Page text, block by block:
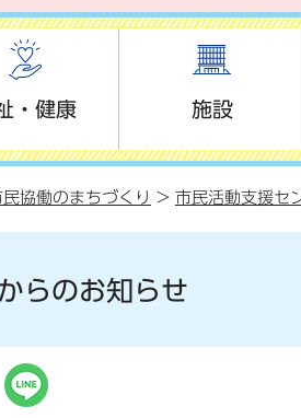
・健康 施設
民協働のまちづくり > 市民活動支援セ
らのお知らせ